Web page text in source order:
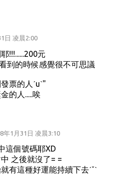
日 凌晨2:00
!!!......200元
到的時候感覺很不可思議
票的人ˊuˋ"
的人.....唉
年1月31日 凌晨3:10
這個號碼耶XD
之後就沒了= =
有這種好運能持續下去ˊˇˋ